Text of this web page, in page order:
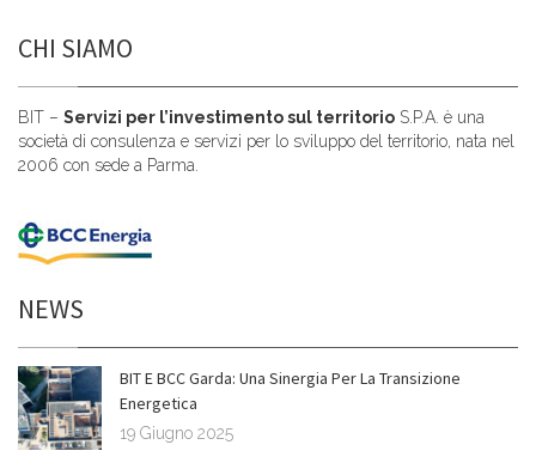
CHI SIAMO
BIT – Servizi per l’investimento sul territorio S.P.A. è una
società di consulenza e servizi per lo sviluppo del territorio, nata nel
2006 con sede a Parma.
NEWS
BIT E BCC Garda: Una Sinergia Per La Transizione
Energetica
19 Giugno 2025